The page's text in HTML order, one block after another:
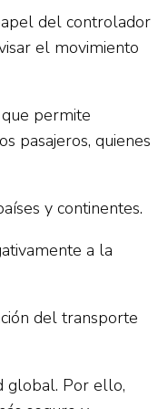
del controlador
el movimiento
permite
pasajeros, quienes
y continentes.
a la
del transporte
global. Por ello,